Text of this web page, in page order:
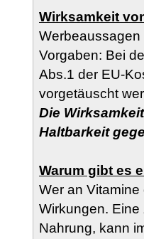
Wirksamkeit
Vorgaben: Bei
Abs.1 der EU-
vorgetäuscht
Die
Haltbarkeit
Warum gibt es
Wer an
Wirkungen. Eine
Nahrung, kann